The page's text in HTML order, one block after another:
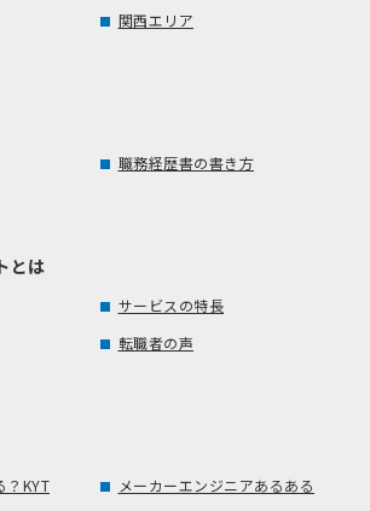
関西エリア
職務経歴書の書き方
とは
サービスの特長
転職者の声
？KYT メーカーエンジニアあるある